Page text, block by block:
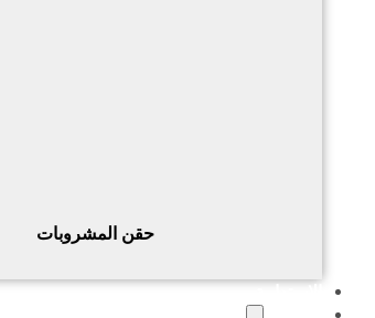
حقن المشروبات